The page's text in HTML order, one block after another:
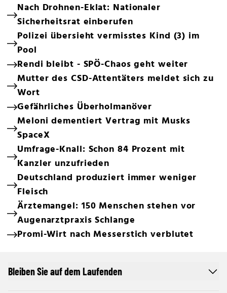
Nach Drohnen-Eklat: Nationaler
Sicherheitsrat einberufen
Polizei übersieht vermisstes Kind (3) im
Pool
Rendi bleibt - SPÖ-Chaos geht weiter
Mutter des CSD-Attentäters meldet sich zu
Wort
Gefährliches Überholmanöver
Meloni dementiert Vertrag mit Musks
SpaceX
Umfrage-Knall: Schon 84 Prozent mit
Kanzler unzufrieden
Deutschland produziert immer weniger
Fleisch
Ärztemangel: 150 Menschen stehen vor
Augenarztpraxis Schlange
Promi-Wirt nach Messerstich verblutet
Bleiben Sie auf dem Laufenden